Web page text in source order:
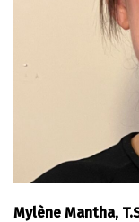
Mylène Mantha,